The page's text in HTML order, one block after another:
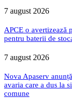
7 august 2026
APCE o avertizează
pentru baterii de
7 august 2026
Nova Apaserv
avaria care a dus la
comune